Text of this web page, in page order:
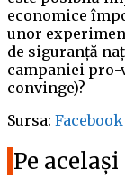
economice
unor
de siguranță
campaniei pro-
convinge)?
Sursa: Facebook
Pe